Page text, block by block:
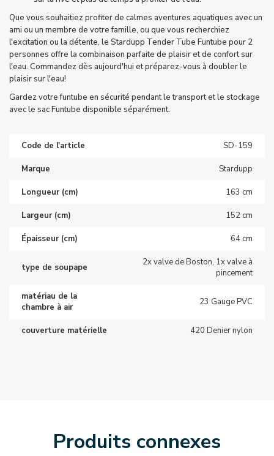
Que vous souhaitiez profiter de calmes aventures aquatiques avec un
ami ou un membre de votre famille, ou que vous recherchiez
l'excitation ou la détente, le Stardupp Tender Tube Funtube pour 2
personnes offre la combinaison parfaite de plaisir et de confort sur
l'eau. Commandez dès aujourd'hui et préparez-vous à doubler le
plaisir sur l'eau!
Gardez votre funtube en sécurité pendant le transport et le stockage
avec le sac Funtube disponible séparément.
Code de l'article SD-159
Marque Stardupp
Longueur (cm) 163 cm
Largeur (cm) 152 cm
Épaisseur (cm) 64 cm
type de soupape
2x valve de Boston, 1x valve à
pincement
matériau de la
chambre à air
23 Gauge PVC
couverture matérielle 420 Denier nylon
Produits connexes